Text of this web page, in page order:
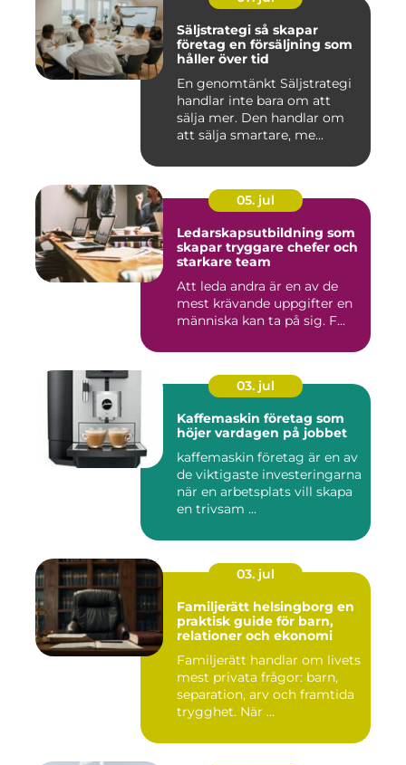
Säljstrategi så skapar
företag en försäljning som
håller över tid
En genomtänkt Säljstrategi
handlar inte bara om att
sälja mer. Den handlar om
att sälja smartare, me...
05. jul
Ledarskapsutbildning som
skapar tryggare chefer och
starkare team
Att leda andra är en av de
mest krävande uppgifter en
människa kan ta på sig. F...
03. jul
Kaffemaskin företag som
höjer vardagen på jobbet
kaffemaskin företag är en av
de viktigaste investeringarna
när en arbetsplats vill skapa
en trivsam ...
03. jul
Familjerätt helsingborg en
praktisk guide för barn,
relationer och ekonomi
Familjerätt handlar om livets
mest privata frågor: barn,
separation, arv och framtida
trygghet. När ...